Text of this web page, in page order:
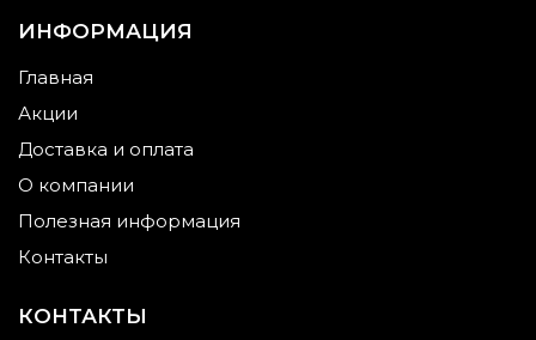
ИНФОРМАЦИЯ
Главная
Акции
Доставка и оплата
О компании
Полезная информация
Контакты
КОНТАКТЫ